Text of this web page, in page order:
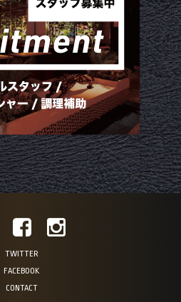
TWITTER
FACEBOOK
CONTACT